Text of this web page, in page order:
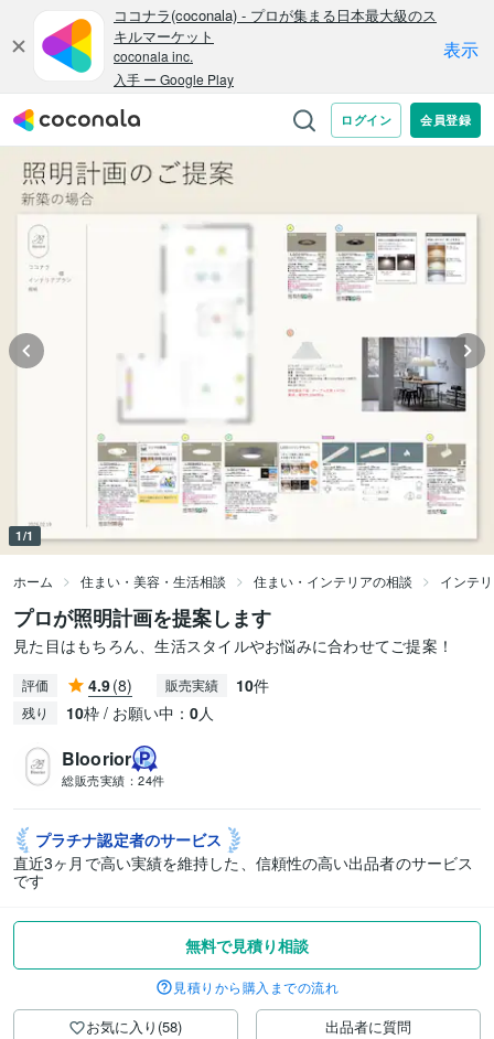
1/1
ホーム 住まい・美容・生活相談 住まい・インテリアの相談 インテ
プロが照明計画を提案します
見た目はもちろん、生活スタイルやお悩みに合わせてご提案！
評価 4.9(8) 販売実績 10件
残り 10枠 / お願い中： 0人
Bloorior
総販売実績： 24件
プラチナ認定者のサービス
直近3ヶ月で高い実績を維持した、信頼性の高い出品者のサービス
です
無料で見積り相談
見積りから購入までの流れ
お気に入り(58) 出品者に質問